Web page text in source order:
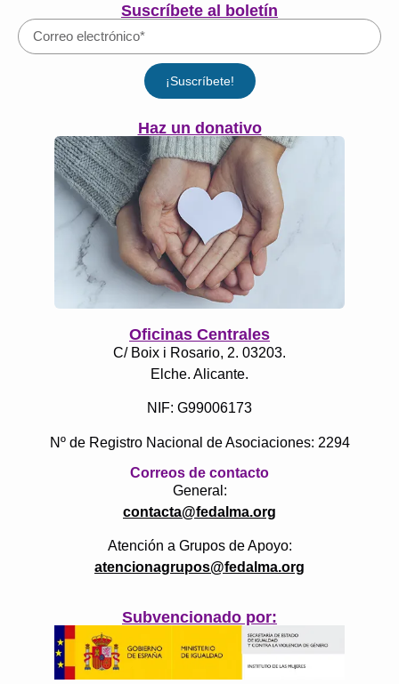
Suscríbete al boletín
¡Suscríbete!
Haz un donativo
Oficinas Centrales
C/ Boix i Rosario, 2. 03203.
Elche. Alicante.
NIF: G99006173
Nº de Registro Nacional de Asociaciones: 2294
Correos de contacto
General:
contacta@fedalma.org
Atención a Grupos de Apoyo:
atencionagrupos@fedalma.org
Subvencionado por: